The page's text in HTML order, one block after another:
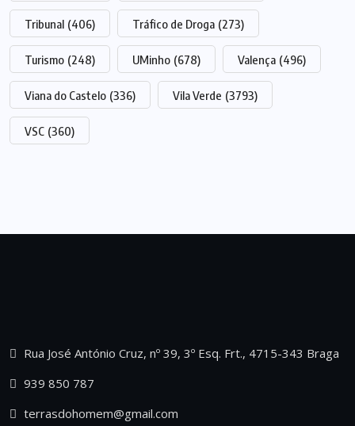
Tribunal (406) Tráfico de Droga (273)
Turismo (248) UMinho (678) Valença (496)
Viana do Castelo (336) Vila Verde (3793)
VSC (360)
Rua José António Cruz, nº 39, 3º Esq. Frt., 4715-343 Braga
939 850 787
terrasdohomem@gmail.com